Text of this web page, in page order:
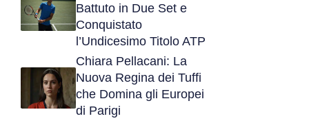
Battuto in Due Set e
Conquistato
l’Undicesimo Titolo ATP
Chiara Pellacani: La
Nuova Regina dei Tuffi
che Domina gli Europei
di Parigi